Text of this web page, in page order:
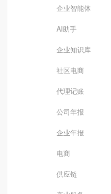
企业智能体
AI助手
企业知识库
社区电商
代理记账
公司年报
企业年报
电商
供应链